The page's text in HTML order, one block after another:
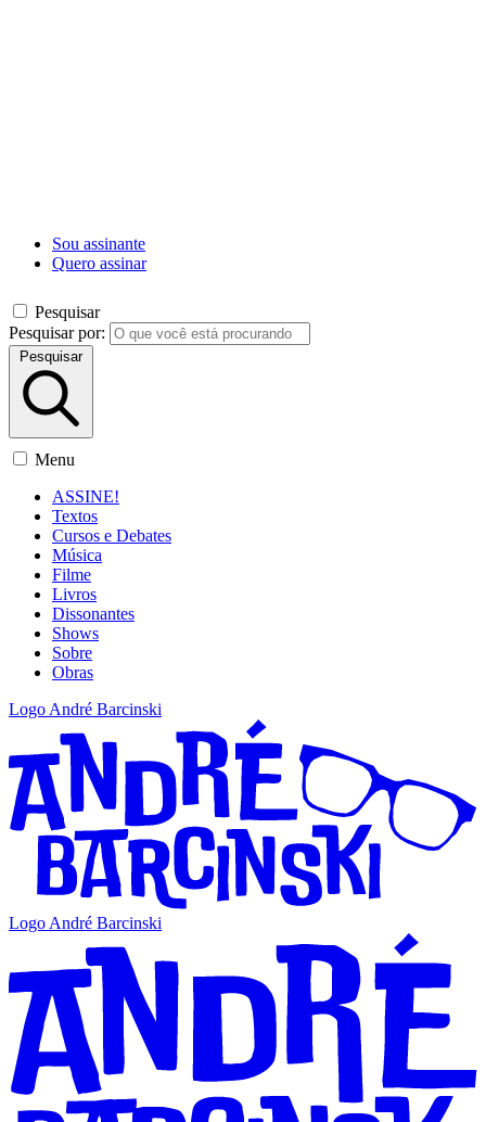
Sou assinante
Quero assinar
Pesquisar
Pesquisar por:
Pesquisar
Menu
ASSINE!
Textos
Cursos e Debates
Música
Filme
Livros
Dissonantes
Shows
Sobre
Obras
Logo André Barcinski
Logo André Barcinski